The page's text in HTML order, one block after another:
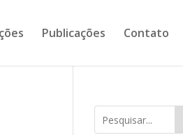
Publicações Contato